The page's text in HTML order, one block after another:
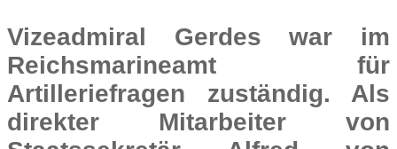
Vizeadmiral Gerdes war im
Reichsmarineamt für
Artilleriefragen zuständig. Als
direkter Mitarbeiter von